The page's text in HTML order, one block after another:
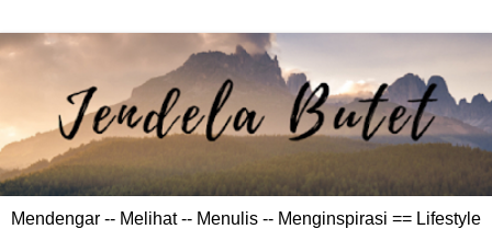
Mendengar -- Melihat -- Menulis -- Menginspirasi == Lifestyle